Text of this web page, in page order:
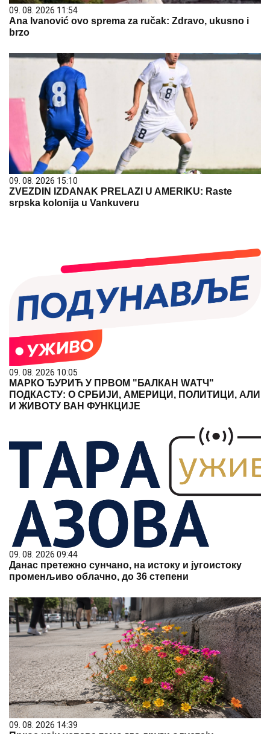
09. 08. 2026 11:54
Ana Ivanović ovo sprema za ručak: Zdravo, ukusno i
brzo
09. 08. 2026 15:10
ZVEZDIN IZDANAK PRELAZI U AMERIKU: Raste
srpska kolonija u Vankuveru
09. 08. 2026 10:05
МАРКО ЂУРИЋ У ПРВОМ "БАЛКАН WАТЧ"
ПОДКАСТУ: О СРБИЈИ, АМЕРИЦИ, ПОЛИТИЦИ, АЛИ
И ЖИВОТУ ВАН ФУНКЦИЈЕ
09. 08. 2026 09:44
Данас претежно сунчано, на истоку и југоистоку
променљиво облачно, до 36 степени
09. 08. 2026 14:39